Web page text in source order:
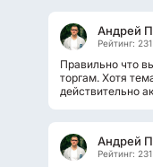
Андрей
Рейтинг: 231
Правильно что
торгам. Хотя
действительно
Андрей
Рейтинг: 231